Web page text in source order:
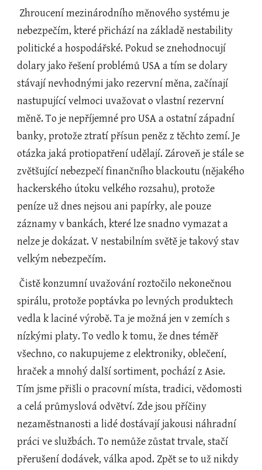
nebezpečím, které přichází na základě nestability
politické a hospodářské. Pokud se znehodnocují
dolary jako řešení problémů USA a tím se dolary
stávají nevhodnými jako rezervní měna, začínají
nastupující velmoci uvažovat o vlastní rezervní
měně. To je nepříjemné pro USA a ostatní západní
banky, protože ztratí přísun peněz z těchto zemí. Je
otázka jaká protiopatření udělají. Zároveň je stále se
zvětšující nebezpečí finančního blackoutu (nějakého
hackerského útoku velkého rozsahu), protože
peníze už dnes nejsou ani papírky, ale pouze
záznamy v bankách, které lze snadno vymazat a
nelze je dokázat. V nestabilním světě je takový stav
velkým nebezpečím.
Čistě konzumní uvažování roztočilo nekonečnou
spirálu, protože poptávka po levných produktech
vedla k laciné výrobě. Ta je možná jen v zemích s
nízkými platy. To vedlo k tomu, že dnes téměř
všechno, co nakupujeme z elektroniky, oblečení,
hraček a mnohý další sortiment, pochází z Asie.
Tím jsme přišli o pracovní místa, tradici, vědomosti
a celá průmyslová odvětví. Zde jsou příčiny
nezaměstnanosti a lidé dostávají jakousi náhradní
práci ve službách. To nemůže zůstat trvale, stačí
přerušení dodávek, válka apod. Zpět se to už nikdy